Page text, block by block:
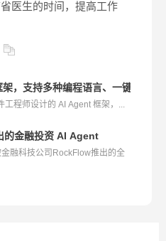
医生的时间，提高工作
，支持多种编程语言、一键部署智
工程师设计的 AI Agent 框架，...
金融投资 AI Agent
融科技公司RockFlow推出的全